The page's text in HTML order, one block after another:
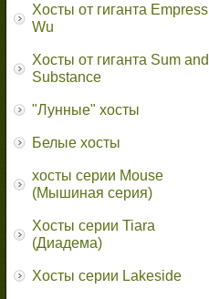
Хосты от гиганта Empress
Wu
Хосты от гиганта Sum and
Substance
"Лунные" хосты
Белые хосты
хосты серии Mouse
(Мышиная серия)
Хосты серии Tiara
(Диадема)
Хосты серии Lakeside